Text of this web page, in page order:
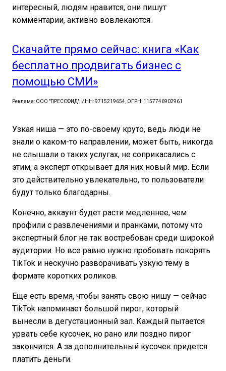
интересный, людям нравится, они пишут
комментарии, активно вовлекаются.
Скачайте прямо сейчас: книга «Как
бесплатно продвигать бизнес с
помощью СМИ»
Реклама: ООО "ПРЕССФИД", ИНН: 9715219654, ОГРН: 1157746902961
Узкая ниша — это по-своему круто, ведь люди не
знали о каком-то направлении, может быть, никогда
не слышали о таких услугах, не соприкасались с
этим, а эксперт открывает для них новый мир. Если
это действительно увлекательно, то пользователи
будут только благодарны.
Конечно, аккаунт будет расти медленнее, чем
профили с развлечениями и пранками, потому что
экспертный блог не так востребован среди широкой
аудитории. Но все равно нужно пробовать покорять
TikTok и нескучно разворачивать узкую тему в
формате коротких роликов.
Еще есть время, чтобы занять свою нишу — сейчас
TikTok напоминает большой пирог, который
вынесли в дегустационный зал. Каждый пытается
урвать себе кусочек, но рано или поздно пирог
закончится. А за дополнительный кусочек придется
платить деньги.